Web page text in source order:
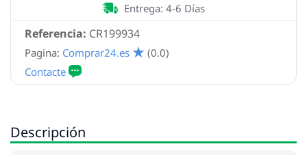
Referencia: CR199934
Entrega: 4-6 Días
Pagina: Comprar24.es (0.0)
Descripción